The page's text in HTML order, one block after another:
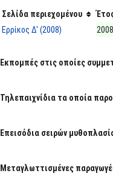
Σελίδα περιεχομένου
Ερρίκος Δ' (2008)
2008
Εκπομπές στις οποίες
Τηλεπαιχνίδια τα οποία
Επεισόδια σειρών
Μεταγλωττισμένες